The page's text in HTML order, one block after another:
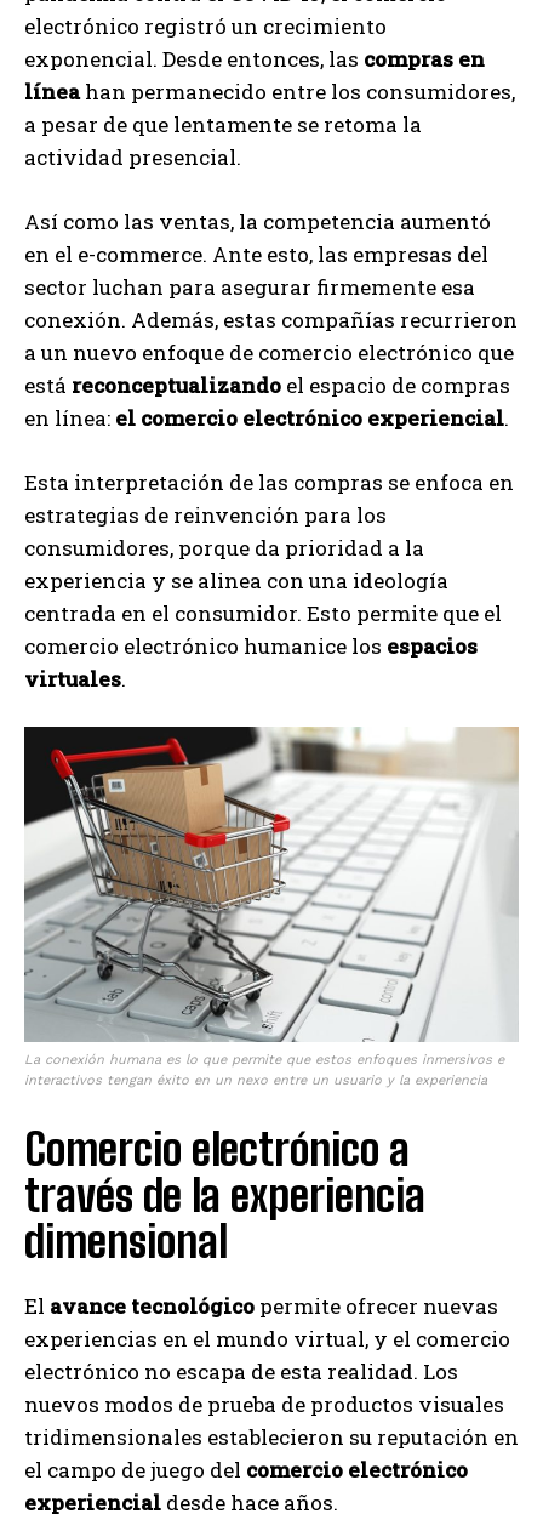
electrónico registró un crecimiento
exponencial. Desde entonces, las compras en
líneahan permanecido entre los consumidores,
a pesar de que lentamente se retoma la
actividad presencial.
Así como las ventas, la competencia aumentó
en el e-commerce. Ante esto, las empresas del
sector luchan para asegurar firmemente esa
conexión. Además, estas compañías recurrieron
a un nuevo enfoque de comercio electrónico que
está reconceptualizando el espacio de compras
en línea: el comercio electrónico experiencial.
Esta interpretación de las compras se enfoca en
estrategias de reinvención para los
consumidores, porque da prioridad a la
experiencia y se alinea con una ideología
centrada en el consumidor. Esto permite que el
comercio electrónico humanice los espacios
virtuales.
La conexión humana es lo que permite que estos enfoques inmersivos e
interactivos tengan éxito en un nexo entre un usuario y la experiencia
Comercio electrónico a
través de la experiencia
dimensional
El avance tecnológico permite ofrecer nuevas
experiencias en el mundo virtual, y el comercio
electrónico no escapa de esta realidad. Los
nuevos modos de prueba de productos visuales
tridimensionales establecieron su reputación en
el campo de juego del comercio electrónico
experiencial desde hace años.